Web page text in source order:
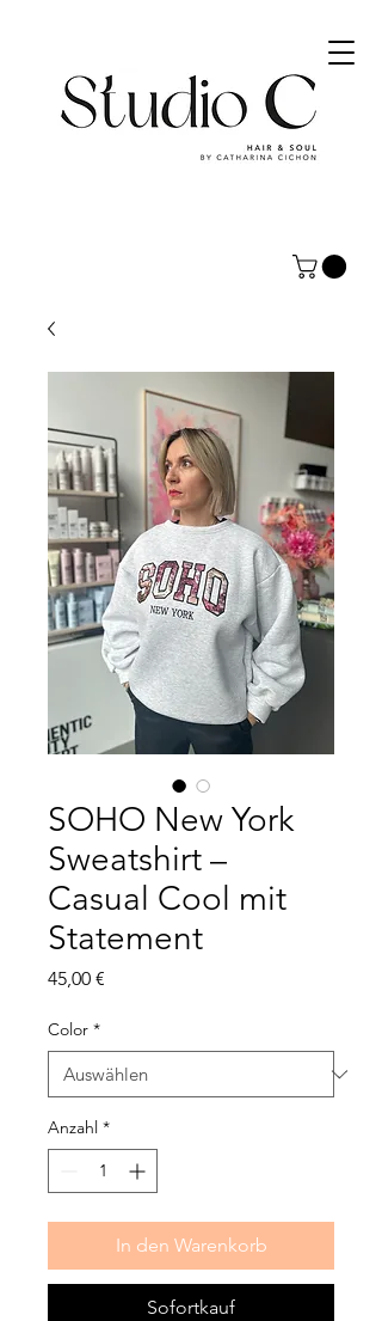
SOHO New York
Sweatshirt –
Casual Cool mit
Statement
45,00 €
Color *
Anzahl *
In den Warenkorb
Sofortkauf